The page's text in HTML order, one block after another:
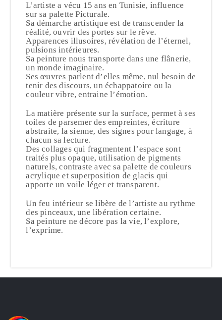
L’artiste a vécu 15 ans en Tunisie, influence
sur sa palette Picturale.
Sa démarche artistique est de transcender la
réalité, ouvrir des portes sur le rêve.
Apparences illusoires, révélation de l’éternel,
pulsions intérieures.
Sa peinture nous transporte dans une flânerie,
un monde imaginaire.
Ses œuvres parlent d’elles même, nul besoin de
tenir des discours, un échappatoire ou la
couleur vibre, entraine l’émotion.
La matière présente sur la surface, permet à ses
toiles de parsemer des empreintes, écriture
abstraite, la sienne, des signes pour langage, à
chacun sa lecture.
Des collages qui fragmentent l’espace sont
traités plus opaque, utilisation de pigments
naturels, contraste avec sa palette de couleurs
acrylique et superposition de glacis qui
apporte un voile léger et transparent.
Un feu intérieur se libère de l’artiste au rythme
des pinceaux, une libération certaine.
Sa peinture ne décore pas la vie, l’explore,
l’exprime.